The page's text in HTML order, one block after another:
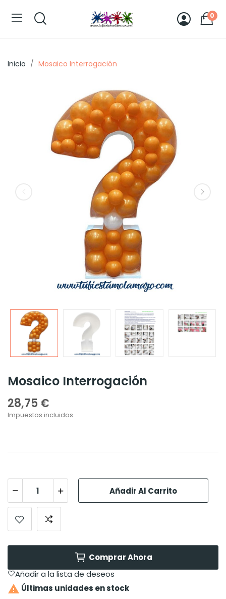
0
Inicio Mosaico Interrogación
Mosaico Interrogación
28,75 €
Impuestos incluidos
Añadir Al Carrito
Comprar Ahora
Añadir a la lista de deseos
 Últimas unidades en stock